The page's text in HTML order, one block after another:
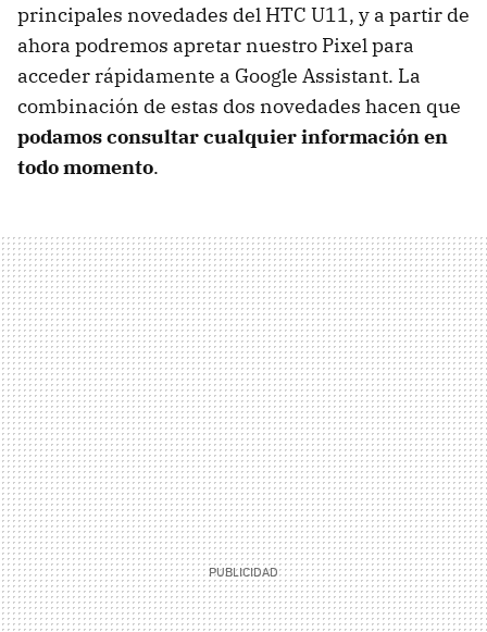
principales novedades del HTC U11, y a partir de
ahora podremos apretar nuestro Pixel para
acceder rápidamente a Google Assistant. La
combinación de estas dos novedades hacen que
podamos consultar cualquier información en
todo momento.